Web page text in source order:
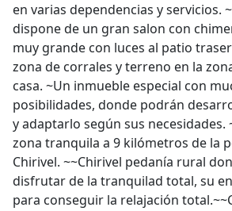
en varias dependencias y servicios.
dispone de un gran salon con
muy grande con luces al patio
zona de corrales y terreno en la
casa. ~Un inmueble especial con
posibilidades, donde podrán
y adaptarlo según sus necesidades.
zona tranquila a 9 kilómetros de la
Chirivel. ~~Chirivel pedanía rural
disfrutar de la tranquilad total, su
para conseguir la relajación